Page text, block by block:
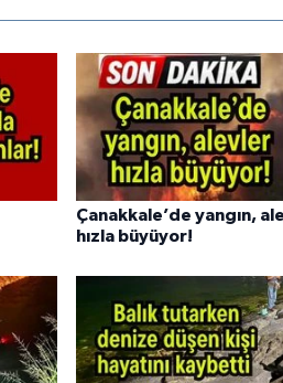
Çanakkale’de yangın,
hızla büyüyor!